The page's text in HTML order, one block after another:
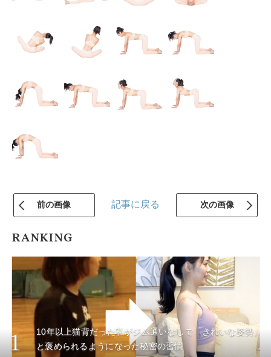
前の画像 記事に戻る 次の画像
RANKING
1
10年以上猫背だった私がジム通いなしで「きれいな姿勢」
と褒められるようになった秘密の習慣